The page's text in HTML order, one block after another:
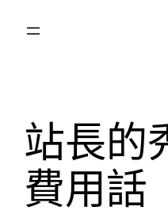
站長的
費用話